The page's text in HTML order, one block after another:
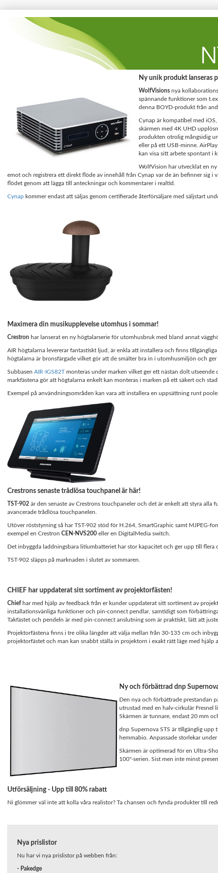
Ny unik produkt lanseras
WolfVisions nya
spännande funktioner som
denna BOYD-produkt från
Cynap är kompatibel med
skärmen med 4K UHD
produkten otrolig mångsidig
eller på ett USB-minne.
kan visa sitt arbete spontant i
WolfVision har utvecklat en
emot och registrera ett direkt flöde av innehåll från Cynap var de än befinner sig i
flödet genom att lägga till anteckningar och kommentarer i realtid.
Cynap kommer endast att säljas genom certifierade återförsäljare med säljstart
Maximera din musikupplevelse utomhus i sommar!
Crestron har lanserat en ny högtalarserie för utomhusbruk med bland annat
AIR högtalarna levererar fantastiskt ljud, är enkla att installera och finns
högtalarna är bronsfärgade vilket gör att de smälter bra in i utomhusmiljön och
Subbasen AIR-IGS82T monteras under marken vilket ger ett nästan dolt utseende
markfästena gör att högtalarna enkelt kan monteras i marken på ett säkert och
Exempel på användningsområden kan vara att installera en uppsättning runt
Crestrons senaste trådlösa touchpanel är här!
TST-902 är den senaste av Crestrons touchpaneler och det är enkelt att styra
avancerade trådlösa touchpanelen.
Utöver röststyrning så har TST-902 stöd för H.264, SmartGraphic samt MJPEG-
exempel en Crestron CEN-NVS200 eller en DigitalMedia switch.
Det inbyggda laddningsbara litiumbatteriet har stor kapacitet och ger upp till flera
TST-902 släpps på marknaden i slutet av sommaren.
CHIEF har uppdaterat sitt sortiment av projektorfästen!
Chiefhar med hjälp av feedback från er kunder uppdaterat sitt sortiment av
installationsvänliga funktioner och pin-connect pendlar, samtidigt som
Takfästet och pendeln är med pin-connect anslutning som är praktiskt, lätt att
Projektorfästena finns i tre olika längder att välja mellan från 30-135 cm och
projektorfästet och man kan snabbt ställa in projektorn i exakt rätt läge med hjälp
Ny och förbättrad dnp
Den nya och förbättrade prestandan
utrustad med en halv-cirkulär Fresnel
Skärmen är tunnare, endast 20 mm
dnp Supernova STS är tillgänglig upp
hemmabio. Anpassade storlekar
Skärmen är optimerad för en Ultra-
100"-serien. Sist men inte minst
Utförsäljning - Upp till 80% rabatt
Ni glömmer väl inte att kolla våra realistor? Ta chansen och fynda produkter till
Nya prislistor
Nu har vi nya prislistor på webben från:
- Pakedge